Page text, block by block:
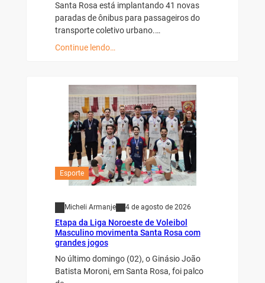
Santa Rosa está implantando 41 novas
paradas de ônibus para passageiros do
transporte coletivo urbano.…
Continue lendo…
Esporte
Micheli Armanje 4 de agosto de 2026
Etapa da Liga Noroeste de Voleibol
Masculino movimenta Santa Rosa com
grandes jogos
No último domingo (02), o Ginásio João
Batista Moroni, em Santa Rosa, foi palco